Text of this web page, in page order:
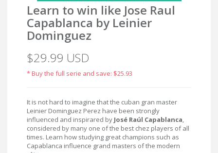
Learn to win like Jose Raul
Capablanca by Leinier
Dominguez
$29.99 USD
* Buy the full serie and save: $25.93
It is not hard to imagine that the cuban gran master
Leinier Dominguez Perez have been strongly
influenced and inspirared by José Raúl Capablanca,
considered by many one of the best chez players of all
times. Learn how studying great champions such as
Capablanca influence grand masters of the modern